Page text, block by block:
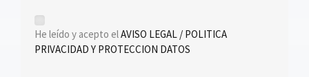
He leído y acepto elAVISO LEGAL / POLITICA
PRIVACIDAD Y PROTECCION DATOS